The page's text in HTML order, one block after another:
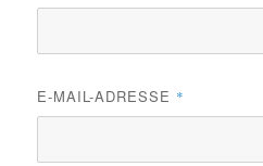
E-MAIL-ADRESSE *